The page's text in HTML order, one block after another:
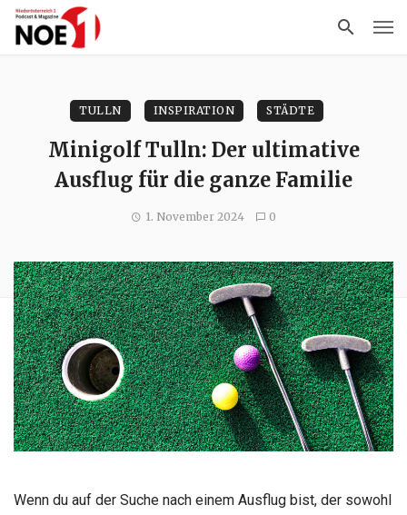
TULLN INSPIRATION STÄDTE
Minigolf Tulln: Der ultimative
Ausflug für die ganze Familie
1. November 2024 0
Wenn du auf der Suche nach einem Ausflug bist, der sowohl